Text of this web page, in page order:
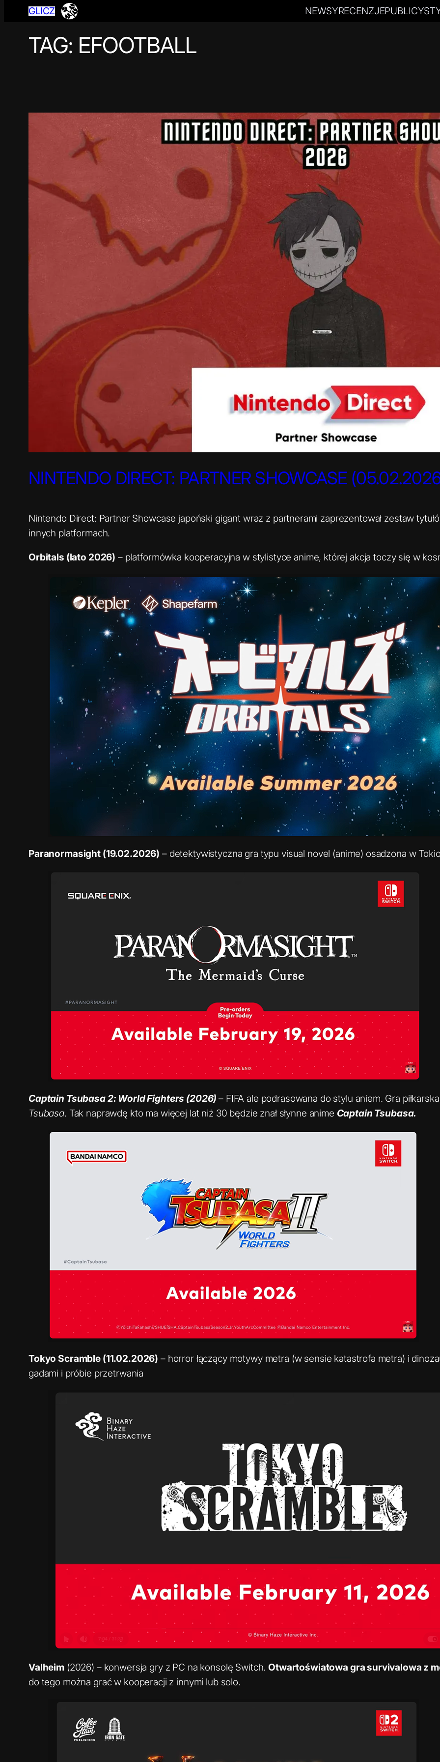
GLICZ NEWSYRECENZJE
TAG: EFOOTBALL
NINTENDO DIRECT: PARTNER SHOWCASE
Nintendo Direct: Partner Showcase japoński gigant wraz z partnerami zaprezentował zestaw
innych platformach.
Orbitals (lato 2026) – platformówka kooperacyjna w stylistyce anime, której akcja toczy się w
Paranormasight (19.02.2026) – detektywistyczna gra typu visual novel (anime) osadzona w
Captain Tsubasa 2: World Fighters (2026)– FIFA ale podrasowana do stylu aniem. Gra
Tsubasa. Tak naprawdę kto ma więcej lat niż 30 będzie znał słynne anime Captain Tsubasa.
Tokyo Scramble (11.02.2026) – horror łączący motywy metra (w sensie katastrofa metra) i
gadami i próbie przetrwania
Valheim (2026) – konwersja gry z PC na konsolę Switch.Otwartoświatowa gra survivalowa z
do tego można grać w kooperacji z innymi lub solo.